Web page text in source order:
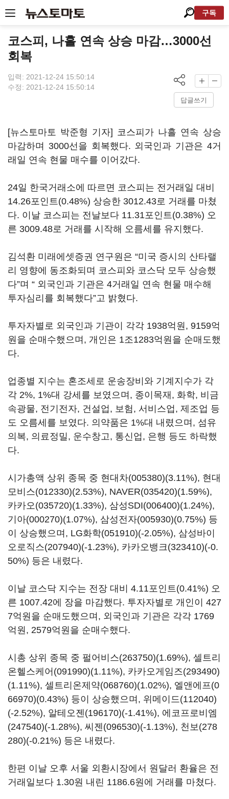
구독
코스피, 나흘 연속 상승 마감…3000선
회복
입력: 2021-12-24 15:50:14
수정: 2021-12-24 15:50:14
답글쓰기
[뉴스토마토 박준형 기자] 코스피가 나흘 연속 상승
마감하며 3000선을 회복했다. 외국인과 기관은 4거
래일 연속 현물 매수를 이어갔다.
24일 한국거래소에 따르면 코스피는 전거래일 대비
14.26포인트(0.48%) 상승한 3012.43로 거래를 마쳤
다. 이날 코스피는 전날보다 11.31포인트(0.38%) 오
른 3009.48로 거래를 시작해 오름세를 유지했다.
김석환 미래에셋증권 연구원은 “미국 증시의 산타랠
리 영향에 동조화되며 코스피와 코스닥 모두 상승했
다”며 “ 외국인과 기관은 4거래일 연속 현물 매수해
투자심리를 회복했다”고 밝혔다.
투자자별로 외국인과 기관이 각각 1938억원, 9159억
원을 순매수했으며, 개인은 1조1283억원을 순매도했
다.
업종별 지수는 혼조세로 운송장비와 기계지수가 각
각 2%, 1%대 강세를 보였으며, 종이목재, 화학, 비금
속광물, 전기전자, 건설업, 보험, 서비스업, 제조업 등
도 오름세를 보였다. 의약품은 1%대 내렸으며, 섬유
의복, 의료정밀, 운수창고, 통신업, 은행 등도 하락했
다.
시가총액 상위 종목 중 현대차(005380)(3.11%), 현대
모비스(012330)(2.53%), NAVER(035420)(1.59%),
카카오(035720)(1.33%), 삼성SDI(006400)(1.24%),
기아(000270)(1.07%), 삼성전자(005930)(0.75%) 등
이 상승했으며, LG화학(051910)(-2.05%), 삼성바이
오로직스(207940)(-1.23%), 카카오뱅크(323410)(-0.
50%) 등은 내렸다.
이날 코스닥 지수는 전장 대비 4.11포인트(0.41%) 오
른 1007.42에 장을 마감했다. 투자자별로 개인이 427
7억원을 순매도했으며, 외국인과 기관은 각각 1769
억원, 2579억원을 순매수했다.
시총 상위 종목 중 펄어비스(263750)(1.69%), 셀트리
온헬스케어(091990)(1.11%), 카카오게임즈(293490)
(1.11%), 셀트리온제약(068760)(1.02%), 엘앤에프(0
66970)(0.43%) 등이 상승했으며, 위메이드(112040)
(-2.52%), 알테오젠(196170)(-1.41%), 에코프로비엠
(247540)(-1.28%), 씨젠(096530)(-1.13%), 천보(278
280)(-0.21%) 등은 내렸다.
한편 이날 오후 서울 외환시장에서 원달러 환율은 전
거래일보다 1.30원 내린 1186.6원에 거래를 마쳤다.